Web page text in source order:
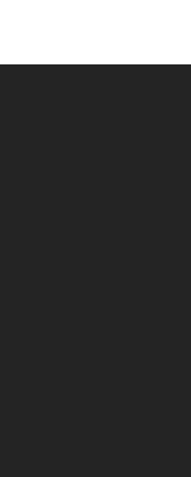
275 м
Старая